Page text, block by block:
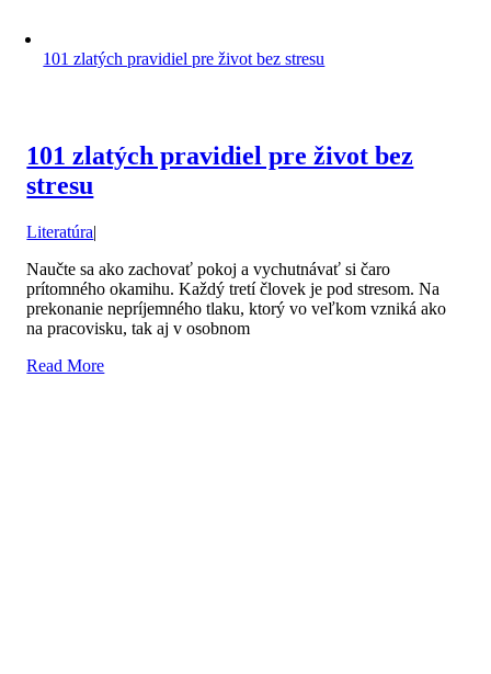
101 zlatých pravidiel pre život bez stresu
101 zlatých pravidiel pre život bez
stresu
Literatúra|
Naučte sa ako zachovať pokoj a vychutnávať si čaro
prítomného okamihu. Každý tretí človek je pod stresom. Na
prekonanie nepríjemného tlaku, ktorý vo veľkom vzniká ako
na pracovisku, tak aj v osobnom
Read More